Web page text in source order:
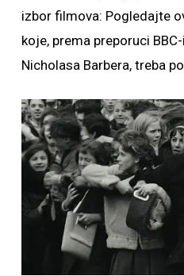
izbor filmova: Pogledajte
koje, prema preporuci
Nicholasa Barbera, treba